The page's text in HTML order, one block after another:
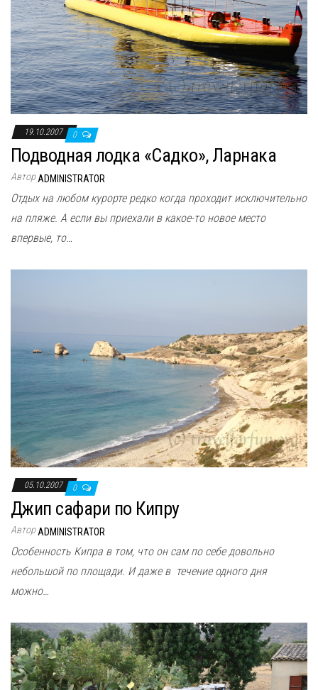
19.10.2007 0
Подводная лодка «Садко», Ларнака
АвторADMINISTRATOR
Отдых на любом курорте редко когда проходит исключительно
на пляже. А если вы приехали в какое-то новое место
впервые, то…
05.10.2007 0
Джип сафари по Кипру
АвторADMINISTRATOR
Особенность Кипра в том, что он сам по себе довольно
небольшой по площади. И даже в течение одного дня
можно…